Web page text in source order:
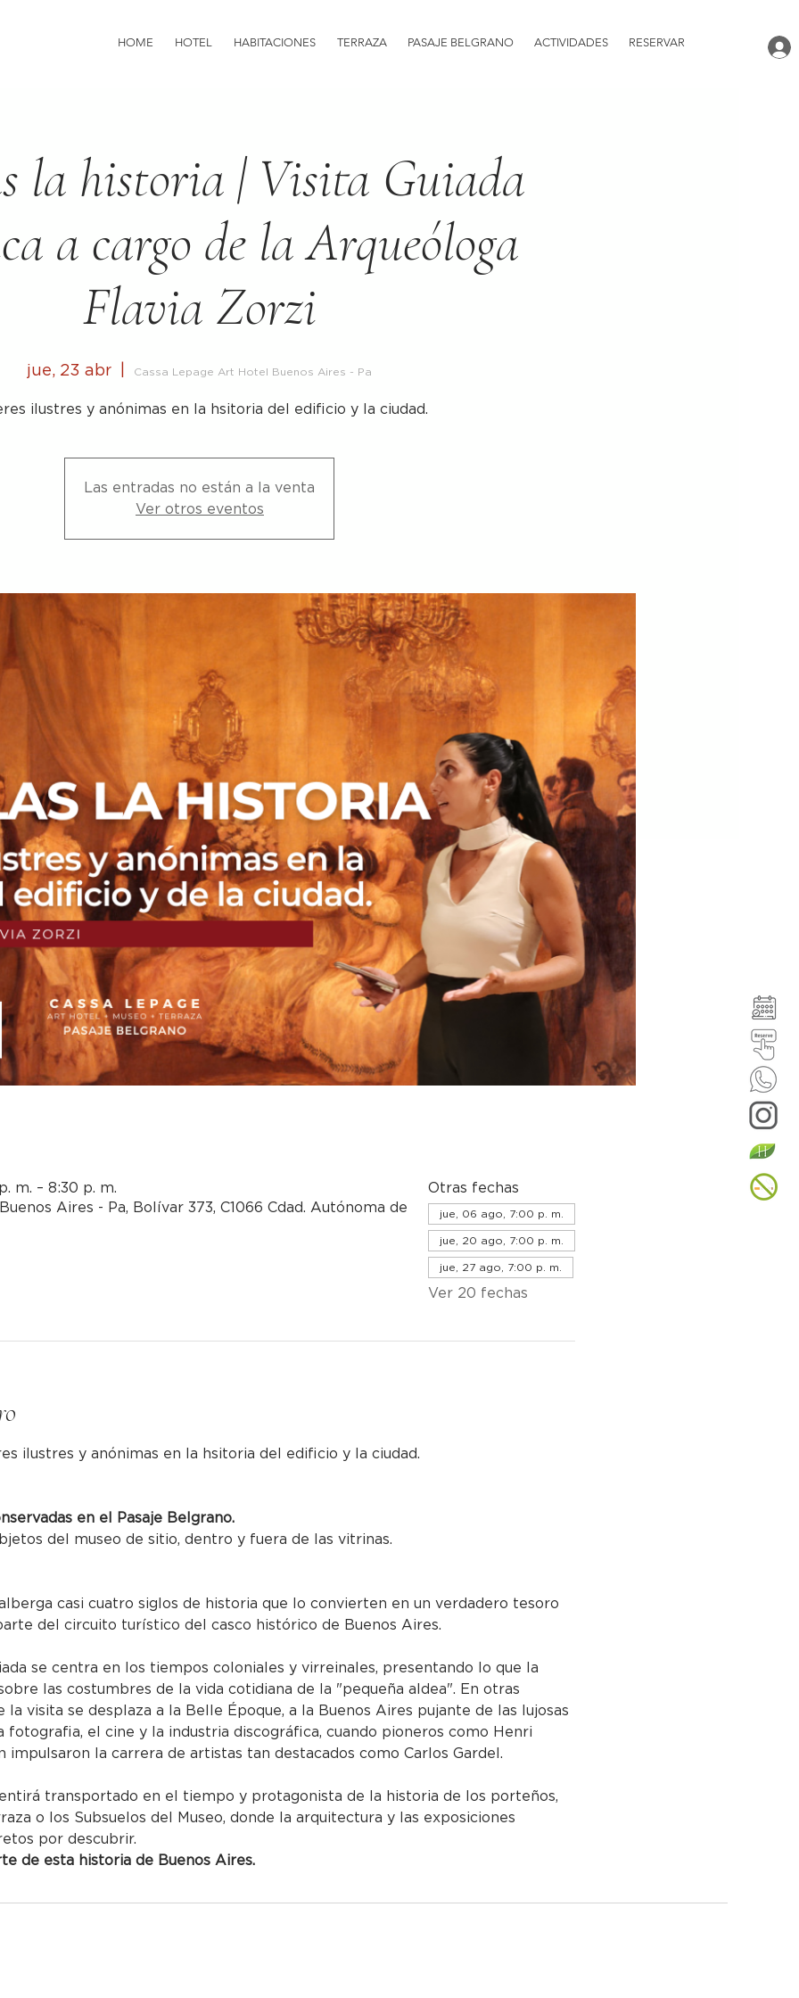
HOME HOTEL HABITACIONES TERRAZA PASAJE BELGRANO ACTIVIDADES RESERVAR
la historia | Visita Guiada
a cargo de la Arqueóloga
Flavia Zorzi
jue, 23 abr Cassa Lepage Art Hotel Buenos Aires - Pa
ilustres y anónimas en la hsitoria del edificio y la ciudad.
Las entradas no están a la venta
Ver otros eventos
m. – 8:30 p. m.
Aires - Pa, Bolívar 373, C1066 Cdad. Autónoma de
Otras fechas
jue, 06 ago, 7:00 p. m.
jue, 20 ago, 7:00 p. m.
jue, 27 ago, 7:00 p. m.
Ver 20 fechas
ilustres y anónimas en la hsitoria del edificio y la ciudad.
en el Pasaje Belgrano.
del museo de sitio, dentro y fuera de las vitrinas.
casi cuatro siglos de historia que lo convierten en un verdadero tesoro
del circuito turístico del casco histórico de Buenos Aires.
se centra en los tiempos coloniales y virreinales, presentando lo que la
las costumbres de la vida cotidiana de la "pequeña aldea". En otras
la visita se desplaza a la Belle Époque, a la Buenos Aires pujante de las lujosas
fotografia, el cine y la industria discográfica, cuando pioneros como Henri
impulsaron la carrera de artistas tan destacados como Carlos Gardel.
transportado en el tiempo y protagonista de la historia de los porteños,
o los Subsuelos del Museo, donde la arquitectura y las exposiciones
por descubrir.
de esta historia de Buenos Aires.